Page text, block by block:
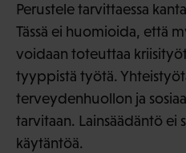
Perustele tarvittaessa
Tässä ei huomioida, että
voidaan toteuttaa
tyyppistä työtä.
terveydenhuollon ja
tarvitaan. Lainsäädäntö ei
käytäntöä.